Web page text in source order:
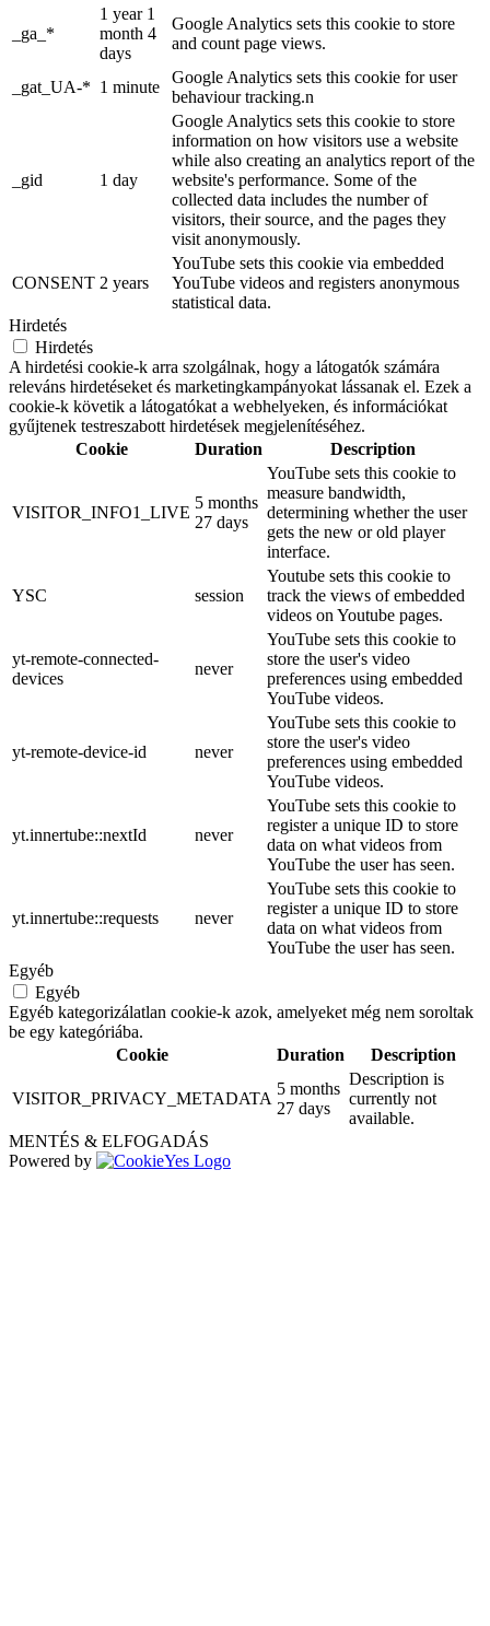
_ga_*
1 year 1
month 4
days
Google Analytics sets this cookie to store
and count page views.
_gat_UA-* 1 minute
Google Analytics sets this cookie for user
behaviour tracking.n
_gid 1 day
Google Analytics sets this cookie to store
information on how visitors use a website
while also creating an analytics report of the
website's performance. Some of the
collected data includes the number of
visitors, their source, and the pages they
visit anonymously.
CONSENT 2 years
YouTube sets this cookie via embedded
YouTube videos and registers anonymous
statistical data.
Hirdetés
Hirdetés
A hirdetési cookie-k arra szolgálnak, hogy a látogatók számára
releváns hirdetéseket és marketingkampányokat lássanak el. Ezek a
cookie-k követik a látogatókat a webhelyeken, és információkat
gyűjtenek testreszabott hirdetések megjelenítéséhez.
Cookie
Duration Description
VISITOR_INFO1_LIVE
5 months
27 days
YouTube sets this cookie to
measure bandwidth,
determining whether the user
gets the new or old player
interface.
YSC session
Youtube sets this cookie to
track the views of embedded
videos on Youtube pages.
yt-remote-connected-
devices
never
YouTube sets this cookie to
store the user's video
preferences using embedded
YouTube videos.
yt-remote-device-id never
YouTube sets this cookie to
store the user's video
preferences using embedded
YouTube videos.
yt.innertube::nextId never
YouTube sets this cookie to
register a unique ID to store
data on what videos from
YouTube the user has seen.
yt.innertube::requests never
YouTube sets this cookie to
register a unique ID to store
data on what videos from
YouTube the user has seen.
Egyéb
Egyéb
Egyéb kategorizálatlan cookie-k azok, amelyeket még nem soroltak
be egy kategóriába.
Cookie
Duration Description
VISITOR_PRIVACY_METADATA
5 months
27 days
Description is
currently not
available.
MENTÉS & ELFOGADÁS
Powered by